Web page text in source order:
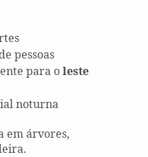
pessoas
para oleste
noturna
em árvores,